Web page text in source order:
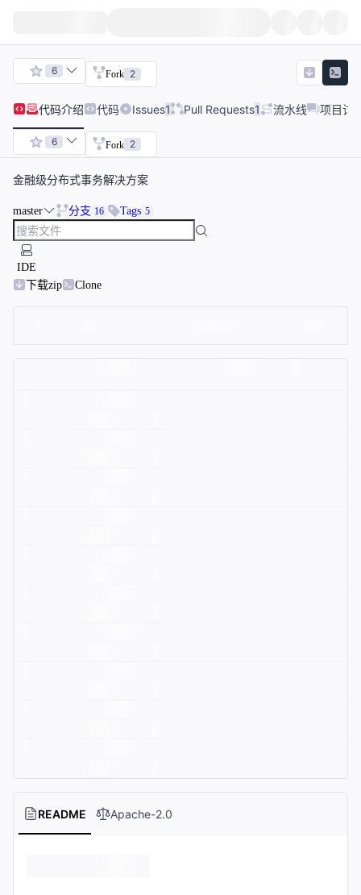
6 Fork 2
代码介绍 代码 Issues1 Pull Requests1 流水线 项目讨
6 Fork 2
金融级分布式事务解决方案
master 分支 16 Tags 5
IDE
下载zip
Clone
README Apache-2.0